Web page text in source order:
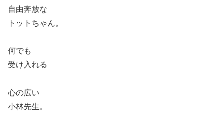
自由奔放な
トットちゃん。
何でも
受け入れる
心の広い
小林先生。